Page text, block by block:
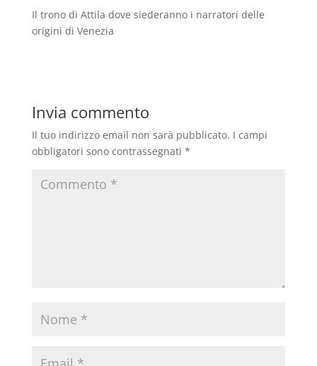
Il trono di Attila dove siederanno i narratori delle
origini di Venezia
Invia commento
Il tuo indirizzo email non sarà pubblicato. I campi
obbligatori sono contrassegnati *